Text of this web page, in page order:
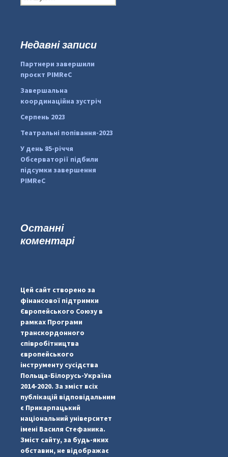
#PipIvanToday
pimrec_project
о
:Недавні записи
Партнери завершили
проєкт PIMReC
Завершальна
координаційна зустріч
Серпень 2023
Театральні попівання-2023
У день 85-річчя
Обсерваторії підбили
підсумки завершення
PIMReC
Останні
коментарі
Цей сайт створено за
фінансової підтримки
Європейського Союзу в
рамках Програми
транскордонного
співробітництва
європейського
інструменту сусідства
Польща-Білорусь-Україна
2014-2020. За зміст всіх
публікацій відповідальним
є Прикарпацький
національний університет
імені Василя Стефаника.
Зміст сайту, за будь-яких
обставин, не відображає